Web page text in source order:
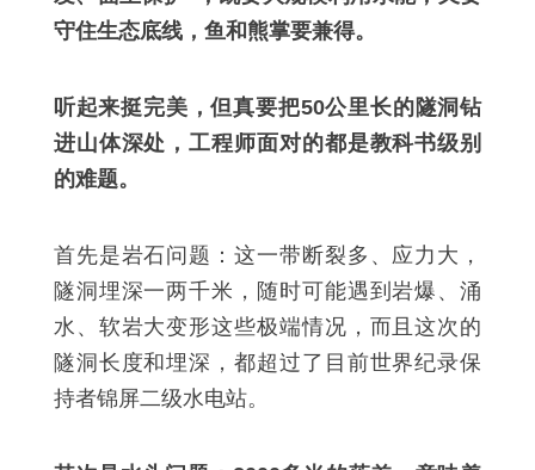
守住生态底线，鱼和熊掌要兼得。
听起来挺完美，但真要把50公里长的隧洞钻
进山体深处，工程师面对的都是教科书级别
的难题。
首先是岩石问题：这一带断裂多、应力大，
隧洞埋深一两千米，随时可能遇到岩爆、涌
水、软岩大变形这些极端情况，而且这次的
隧洞长度和埋深，都超过了目前世界纪录保
持者锦屏二级水电站。